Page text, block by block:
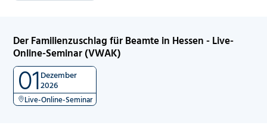
Der Familienzuschlag für Beamte in Hessen - Live-
Online-Seminar (VWAK)
01Dezember
2026
Live-Online-Seminar